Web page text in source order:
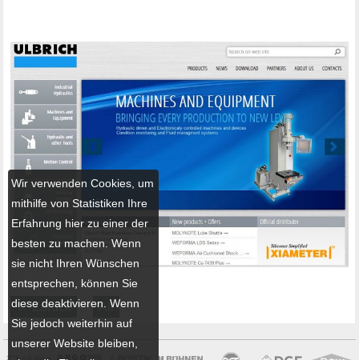
← Zurück All
Wir verwenden Cookies, um
mithilfe von Statistiken Ihre
Erfahrung hier zu einer der
besten zu machen. Wenn
sie nicht Ihren Wünschen
entsprechen, können Sie
diese deaktivieren. Wenn
Sie jedoch weiterhin auf
unserer Website bleiben,